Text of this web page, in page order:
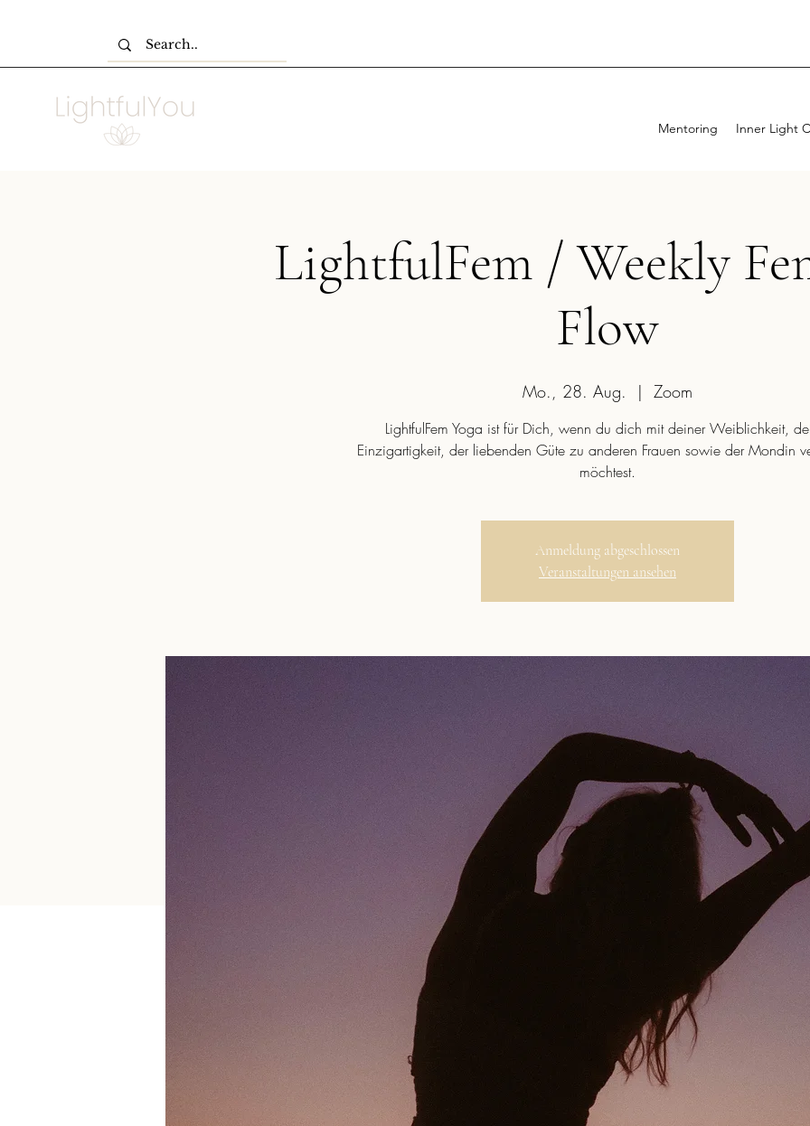
Mentoring Inner Light
LightfulFem / Weekly
Flow
Mo., 28. Aug.
  |
Zoom
LightfulFem Yoga ist für Dich, wenn du dich mit deiner Weiblichkeit,
Einzigartigkeit, der liebenden Güte zu anderen Frauen sowie der Mondin
möchtest.
Anmeldung abgeschlossen
Veranstaltungen ansehen